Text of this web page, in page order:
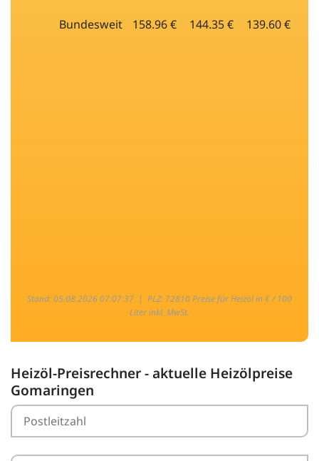
Bundesweit 158.96 € 144.35 € 139.60 €
Stand: 05.08.2026 07:07:37 | PLZ: 72810 Preise für Heizöl in € / 100
Liter inkl. MwSt.
Heizöl-Preisrechner - aktuelle Heizölpreise
Gomaringen